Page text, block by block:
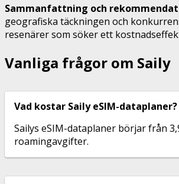
Sammanfattning och
geografiska täckningen och
resenärer som söker ett
Vanliga frågor om Saily
Vad kostar Saily eSIM-dataplaner?
Sailys eSIM-dataplaner börjar från
roamingavgifter.